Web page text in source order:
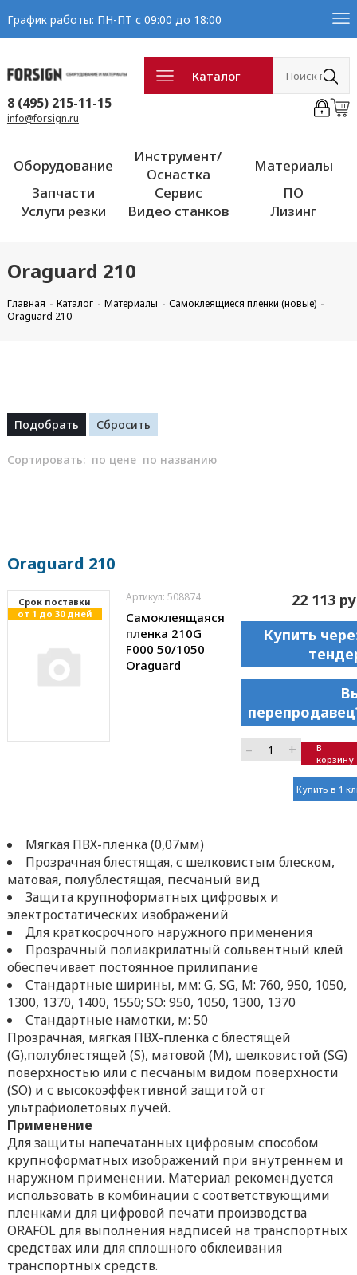
График работы: ПН-ПТ с 09:00 до 18:00
Каталог
8 (495) 215-11-15
info@forsign.ru
Оборудование
Инструмент/
Оснастка
Материалы
Запчасти
Сервис
ПО
Услуги резки
Видео станков Лизинг
Oraguard 210
Главная Каталог Материалы
Самоклеящиеся пленки (новые)
Oraguard 210
Сортировать: по цене по названию
Oraguard 210
Cрок поставки
от 1 до 30 дней
Артикул: 508874
Самоклеящаяся
пленка 210G
F000 50/1050
Oraguard
22 113
Купить
– +
В
корзину
Купить в 1
Мягкая ПВХ-пленка (0,07мм)
Прозрачная блестящая, с шелковистым блеском,
матовая, полублестящая, песчаный вид
Защита крупноформатных цифровых и
электростатических изображений
Для краткосрочного наружного применения
Прозрачный полиакрилатный сольвентный клей
обеспечивает постоянное прилипание
Стандартные ширины, мм: G, SG, M: 760, 950, 1050,
1300, 1370, 1400, 1550; SO: 950, 1050, 1300, 1370
Стандартные намотки, м: 50
Прозрачная, мягкая ПВХ-пленка с блестящей
(G),полублестящей (S), матовой (M), шелковистой (SG)
поверхностью или с песчаным видом поверхности
(SO) и с высокоэффективной защитой от
ультрафиолетовых лучей.
Применение
Для защиты напечатанных цифровым способом
крупноформатных изображений при внутреннем и
наружном применении. Материал рекомендуется
использовать в комбинации с соответствующими
пленками для цифровой печати производства
ORAFOL для выполнения надписей на транспортных
средствах или для cплошногo обклеивания
транспортных средств.